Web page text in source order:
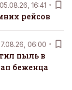
05.08.26, 16:41
рейсов
06:00
пыль в
беженца